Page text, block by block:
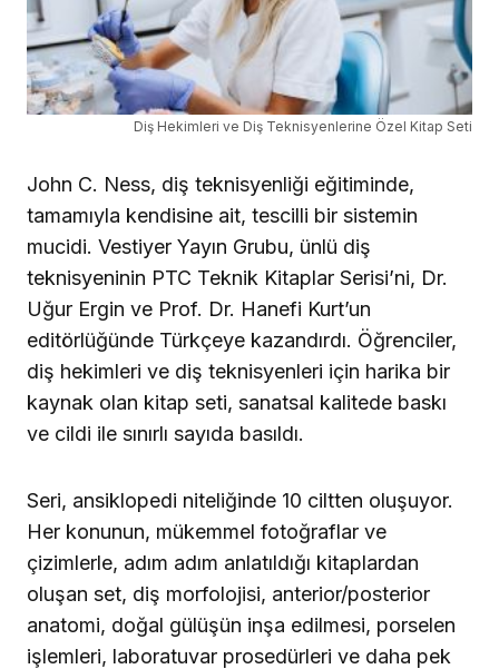
Diş Hekimleri ve Diş Teknisyenlerine Özel Kitap Seti
John C. Ness, diş teknisyenliği eğitiminde,
tamamıyla kendisine ait, tescilli bir sistemin
mucidi. Vestiyer Yayın Grubu, ünlü diş
teknisyeninin PTC Teknik Kitaplar Serisi’ni, Dr.
Uğur Ergin ve Prof. Dr. Hanefi Kurt’un
editörlüğünde Türkçeye kazandırdı. Öğrenciler,
diş hekimleri ve diş teknisyenleri için harika bir
kaynak olan kitap seti, sanatsal kalitede baskı
ve cildi ile sınırlı sayıda basıldı.
Seri, ansiklopedi niteliğinde 10 ciltten oluşuyor.
Her konunun, mükemmel fotoğraflar ve
çizimlerle, adım adım anlatıldığı kitaplardan
oluşan set, diş morfolojisi, anterior/posterior
anatomi, doğal gülüşün inşa edilmesi, porselen
işlemleri, laboratuvar prosedürleri ve daha pek